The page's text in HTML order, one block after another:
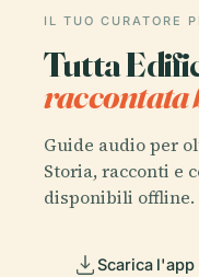
IL TUO CURATORE
Tutta
raccontata
Guide audio per
Storia, racconti e
disponibili offline.
Scarica l'app